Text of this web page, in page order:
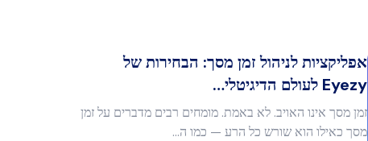
אפליקציות לניהול זמן מסך: הבחירות של
Eyezy לעולם הדיגיטלי…
זמן מסך אינו האויב. לא באמת. מומחים רבים מדברים על זמן
מסך כאילו הוא שורש כל הרע — כמו ה...